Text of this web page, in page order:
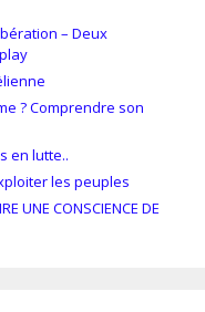
– Deux
? Comprendre son
en lutte..
les peuples
UNE CONSCIENCE DE